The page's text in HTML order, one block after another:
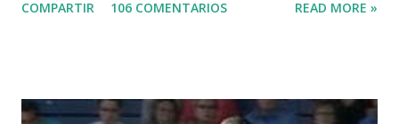
-EPAILLARD 7 GIG AMAI M WHITAKER 8 SILVANA DU
POWER - MILLAR 5 ARMANIE -VOORN 6 QUERLYBET
COMPARTIR 106 COMENTARIOS READ MORE »